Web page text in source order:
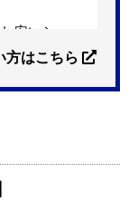
安いショッ
。
方はこちら